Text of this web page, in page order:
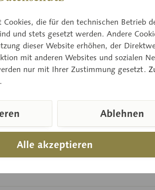
Cookies, die für den technischen Betrieb
und stets gesetzt werden. Andere
dieser Website erhöhen, der
mit anderen Websites und sozialen
nur mit Ihrer Zustimmung gesetzt.
Alle akzeptieren
Ablehnen